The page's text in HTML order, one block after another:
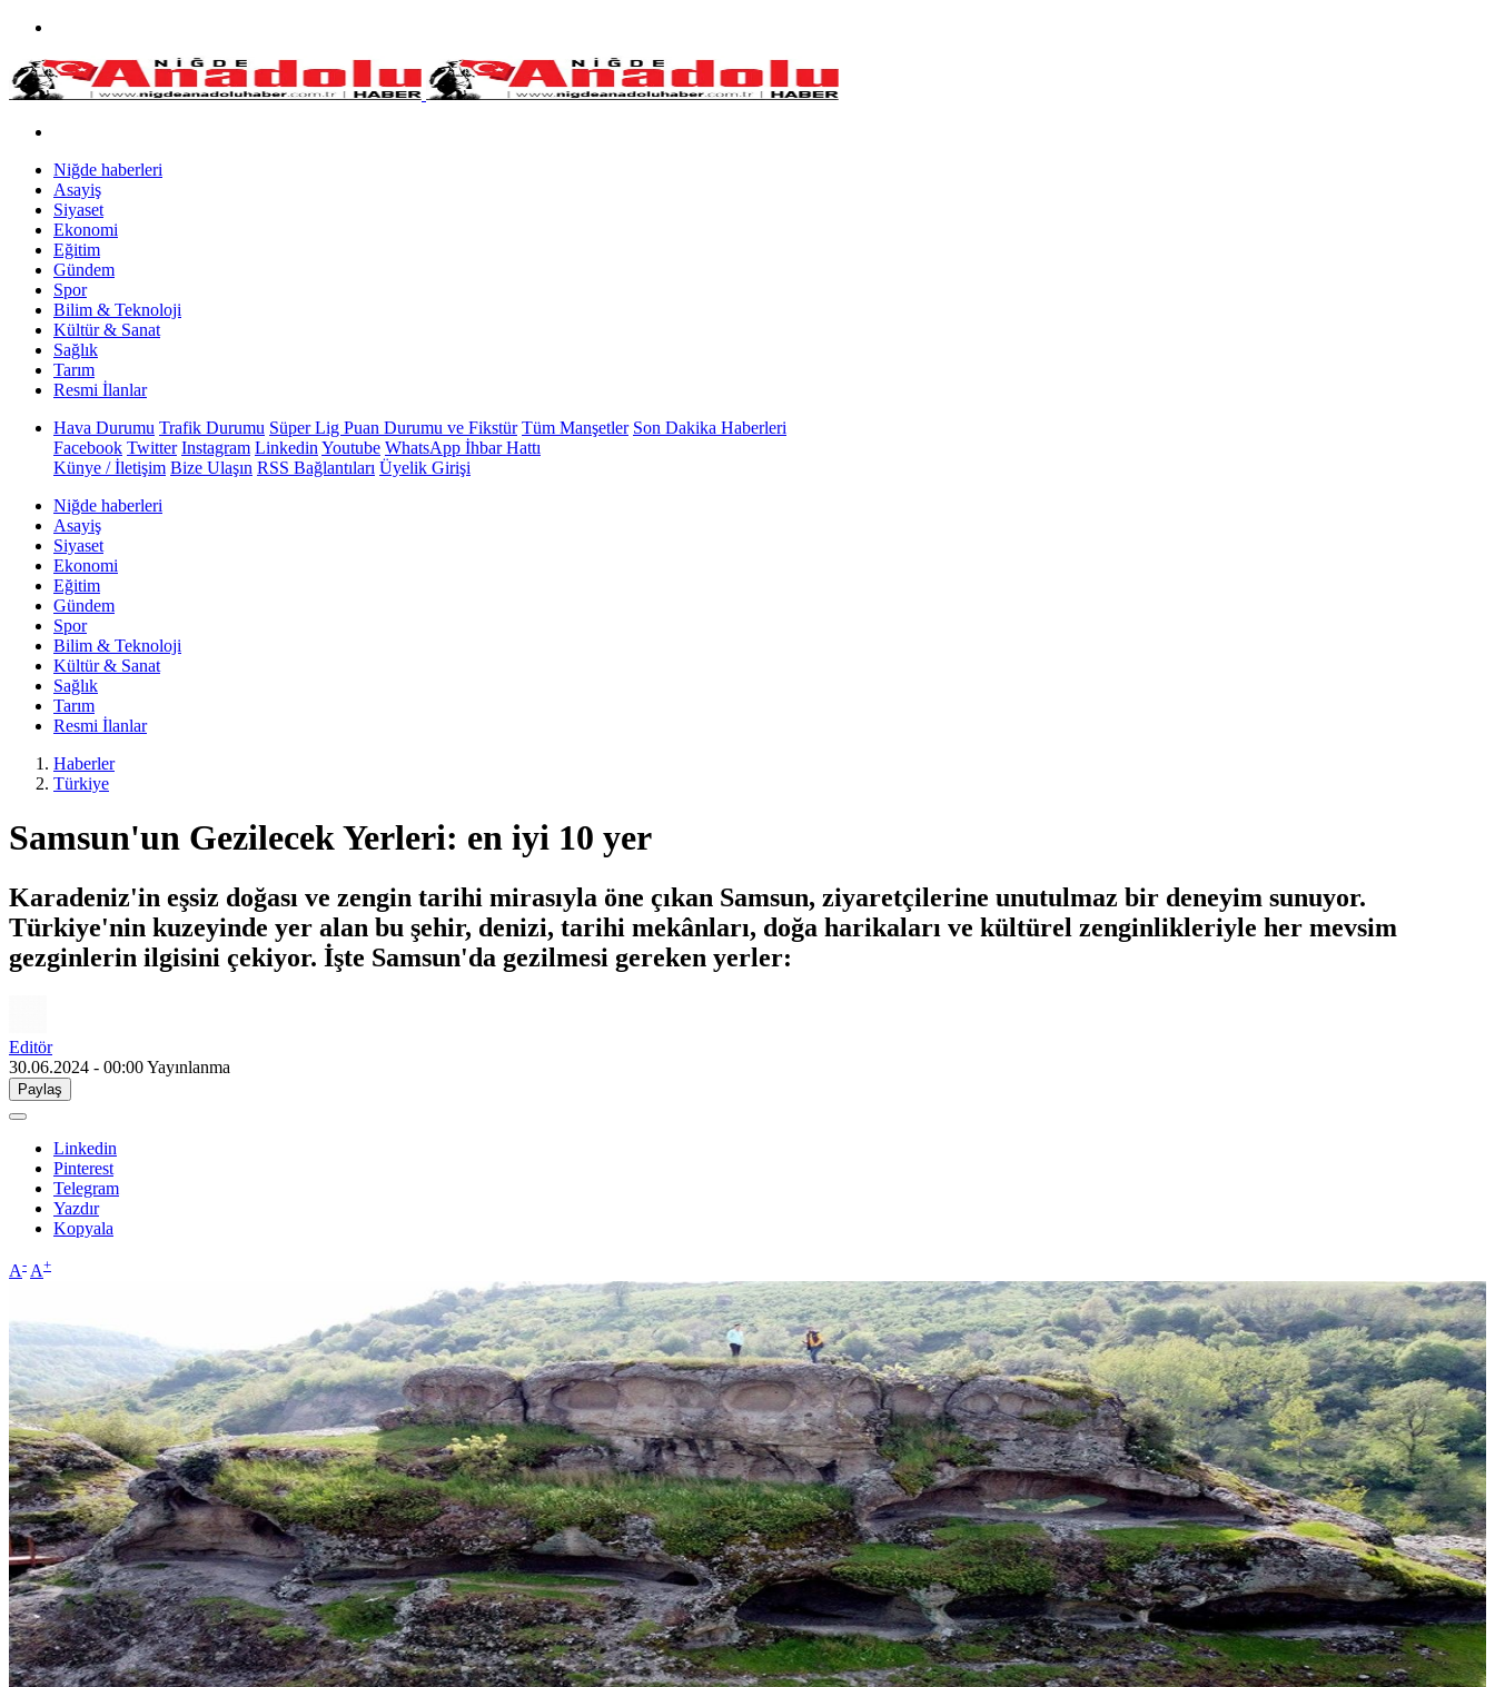
Niğde haberleri
Asayiş
Siyaset
Ekonomi
Eğitim
Gündem
Spor
Bilim & Teknoloji
Kültür & Sanat
Sağlık
Tarım
Resmi İlanlar
Hava Durumu Trafik Durumu Süper Lig Puan Durumu ve Fikstür Tüm Manşetler Son Dakika Haberleri
Facebook Twitter Instagram Linkedin Youtube WhatsApp İhbar Hattı
Künye / İletişim Bize Ulaşın RSS Bağlantıları Üyelik Girişi
Niğde haberleri
Asayiş
Siyaset
Ekonomi
Eğitim
Gündem
Spor
Bilim & Teknoloji
Kültür & Sanat
Sağlık
Tarım
Resmi İlanlar
Haberler
Türkiye
Samsun'un Gezilecek Yerleri: en iyi 10 yer
Karadeniz'in eşsiz doğası ve zengin tarihi mirasıyla öne çıkan Samsun, ziyaretçilerine unutulmaz bir deneyim sunuyor.
Türkiye'nin kuzeyinde yer alan bu şehir, denizi, tarihi mekânları, doğa harikaları ve kültürel zenginlikleriyle her mevsim
gezginlerin ilgisini çekiyor. İşte Samsun'da gezilmesi gereken yerler:
Editör
30.06.2024 - 00:00Yayınlanma
Paylaş
Linkedin
Pinterest
Telegram
Yazdır
Kopyala
A- A+